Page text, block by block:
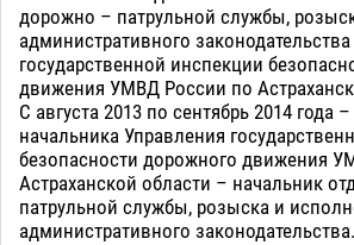
дорожно – патрульной службы,
административного
государственной инспекции
движения УМВД России по
С августа 2013 по сентябрь 2014 года
начальника Управления
безопасности дорожного движения
Астраханской области – начальник
патрульной службы, розыска и
административного законодательства.